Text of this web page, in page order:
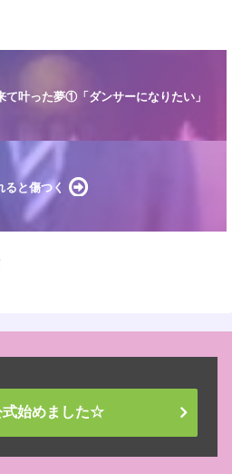
て叶った夢①「ダンサーになりたい」
と傷つく
式始めました☆